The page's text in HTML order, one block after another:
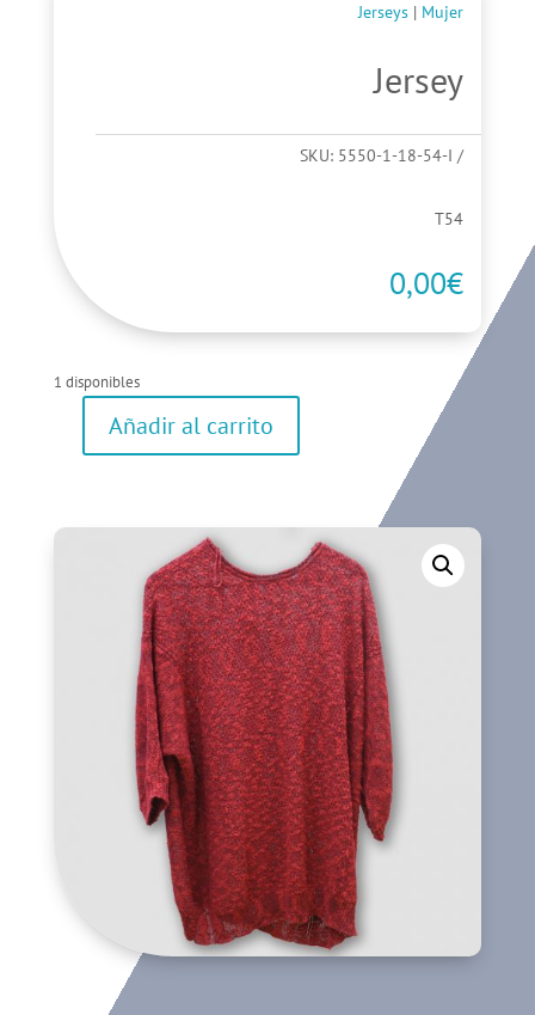
Jerseys | Mujer
Jersey
SKU: 5550-1-18-54-I
T54
0,00€
1 disponibles
Añadir al carrito